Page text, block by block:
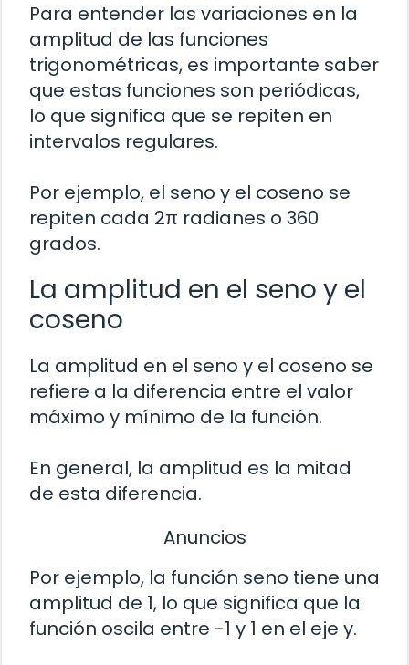
Para entender las variaciones en la
amplitud de las funciones
trigonométricas, es importante saber
que estas funciones son periódicas,
lo que significa que se repiten en
intervalos regulares.
Por ejemplo, el seno y el coseno se
repiten cada 2π radianes o 360
grados.
La amplitud en el seno y el
coseno
La amplitud en el seno y el coseno se
refiere a la diferencia entre el valor
máximo y mínimo de la función.
En general, la amplitud es la mitad
de esta diferencia.
Anuncios
Por ejemplo, la función seno tiene una
amplitud de 1, lo que significa que la
función oscila entre -1 y 1 en el eje y.